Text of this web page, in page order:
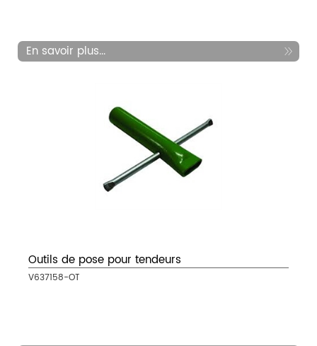
En savoir plus...
Outils de pose pour tendeurs
V637158-OT